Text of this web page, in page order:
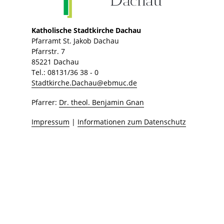
Katholische Stadtkirche Dachau
Pfarramt St. Jakob Dachau
Pfarrstr. 7
85221 Dachau
Tel.: 08131/36 38 - 0
Stadtkirche.Dachau@ebmuc.de
Pfarrer: Dr. theol. Benjamin Gnan
Impressum | Informationen zum Datenschutz